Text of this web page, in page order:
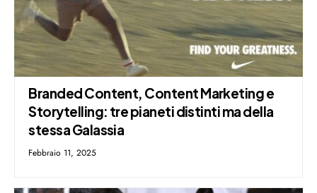
Branded Content, Content Marketing e
Storytelling: tre pianeti distinti ma della
stessa Galassia
Febbraio 11, 2025